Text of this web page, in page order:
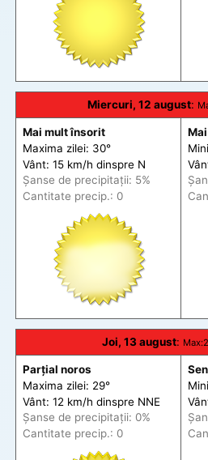
Miercuri, 12 august:
Mai mult însorit
Maxima zilei: 30°
Vânt: 15 km/h dinspre N
Șanse de precipitații: 5%
Cantitate precip.: 0
Joi, 13 august: Max
Parțial noros
Maxima zilei: 29°
Vânt: 12 km/h dinspre NNE
Șanse de precipitații: 0%
Cantitate precip.: 0